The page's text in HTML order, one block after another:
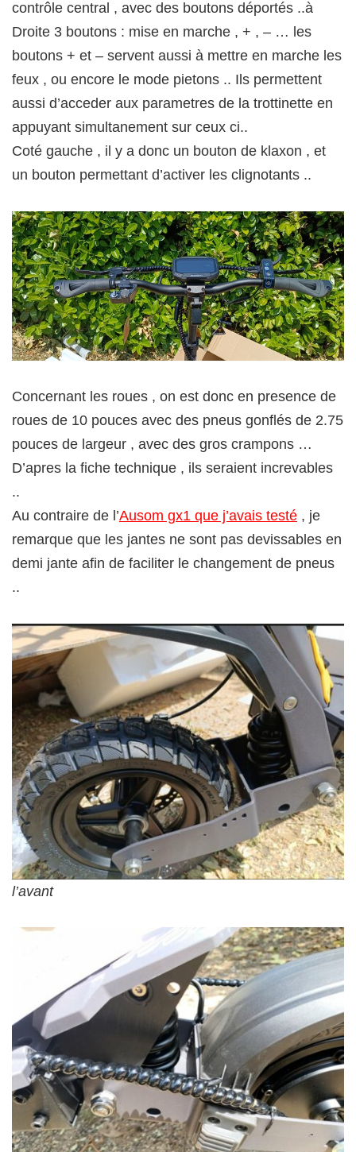
contrôle central , avec des boutons déportés ..à
Droite 3 boutons : mise en marche , + , – … les
boutons + et – servent aussi à mettre en marche les
feux , ou encore le mode pietons .. Ils permettent
aussi d’acceder aux parametres de la trottinette en
appuyant simultanement sur ceux ci..
Coté gauche , il y a donc un bouton de klaxon , et
un bouton permettant d’activer les clignotants ..
Concernant les roues , on est donc en presence de
roues de 10 pouces avec des pneus gonflés de 2.75
pouces de largeur , avec des gros crampons …
D’apres la fiche technique , ils seraient increvables
..
Au contraire de l’Ausom gx1 que j’avais testé , je
remarque que les jantes ne sont pas devissables en
demi jante afin de faciliter le changement de pneus
..
l’avant